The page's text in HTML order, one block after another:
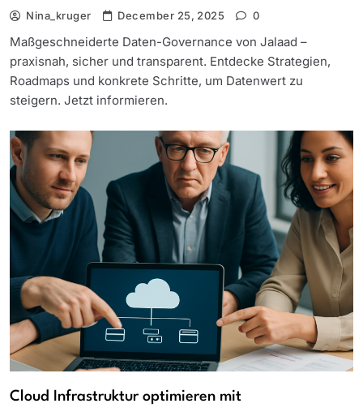
Nina_kruger December 25, 2025 0
Maßgeschneiderte Daten-Governance von Jalaad –
praxisnah, sicher und transparent. Entdecke Strategien,
Roadmaps und konkrete Schritte, um Datenwert zu
steigern. Jetzt informieren.
Cloud Infrastruktur optimieren mit